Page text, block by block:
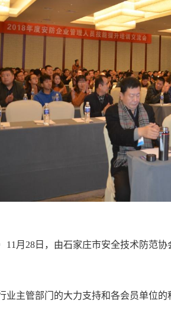
11月28日，由石家庄市安全技术防范协
业主管部门的大力支持和各会员单位的